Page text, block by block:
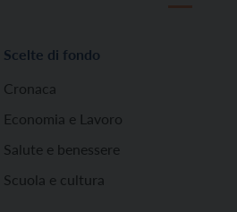
Scelte di fondo
Cronaca
Economia e Lavoro
Salute e benessere
Scuola e cultura